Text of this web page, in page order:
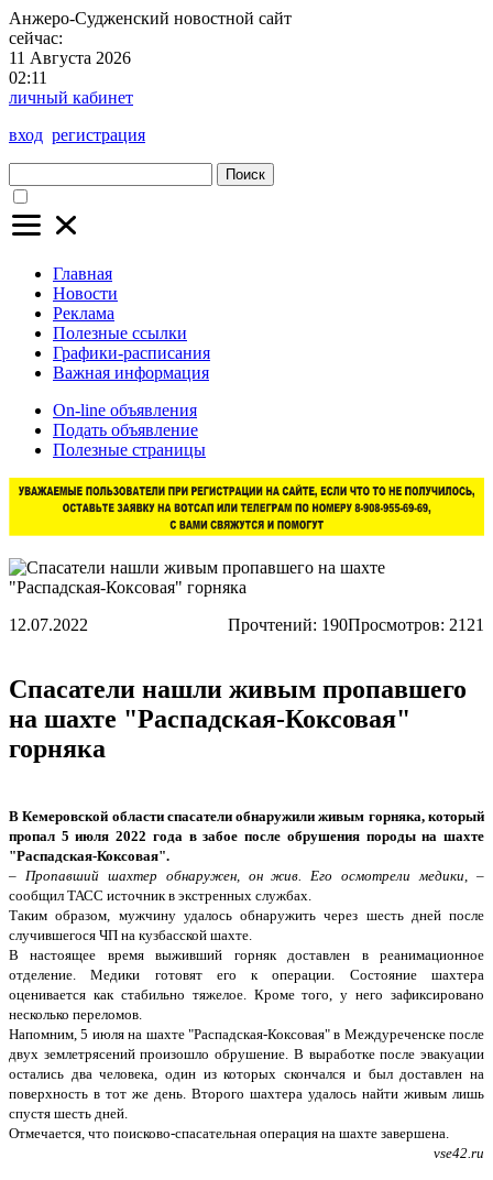
Анжеро-Судженский новостной сайт
сейчас:
11 Августа 2026
02:11
личный кабинет
вход регистрация
Поиск
Главная
Новости
Реклама
Полезные ссылки
Графики-расписания
Важная информация
On-line объявления
Подать объявление
Полезные страницы
12.07.2022 Прочтений: 190Просмотров: 2121
Спасатели нашли живым пропавшего
на шахте "Распадская-Коксовая"
горняка
В Кемеровской области спасатели обнаружили живым горняка, который
пропал 5 июля 2022 года в забое после обрушения породы на шахте
"Распадская-Коксовая".
– Пропавший шахтер обнаружен, он жив. Его осмотрели медики, –
сообщил ТАСС источник в экстренных службах.
Таким образом, мужчину удалось обнаружить через шесть дней после
случившегося ЧП на кузбасской шахте.
В настоящее время выживший горняк доставлен в реанимационное
отделение. Медики готовят его к операции. Состояние шахтера
оценивается как стабильно тяжелое. Кроме того, у него зафиксировано
несколько переломов.
Напомним, 5 июля на шахте "Распадская-Коксовая" в Междуреченске после
двух землетрясений произошло обрушение. В выработке после эвакуации
остались два человека, один из которых скончался и был доставлен на
поверхность в тот же день. Второго шахтера удалось найти живым лишь
спустя шесть дней.
Отмечается, что поисково-спасательная операция на шахте завершена.
vse42.ru